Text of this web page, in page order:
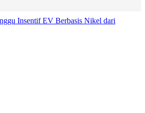
Insentif EV Berbasis Nikel dari